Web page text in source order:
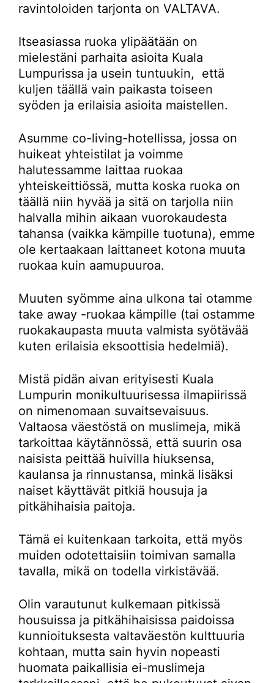
ravintoloiden tarjonta on VALTAVA.
Itseasiassa ruoka ylipäätään on
mielestäni parhaita asioita Kuala
Lumpurissa ja usein tuntuukin, että
kuljen täällä vain paikasta toiseen
syöden ja erilaisia asioita maistellen.
Asumme co-living-hotellissa, jossa on
huikeat yhteistilat ja voimme
halutessamme laittaa ruokaa
yhteiskeittiössä, mutta koska ruoka on
täällä niin hyvää ja sitä on tarjolla niin
halvalla mihin aikaan vuorokaudesta
tahansa (vaikka kämpille tuotuna), emme
ole kertaakaan laittaneet kotona muuta
ruokaa kuin aamupuuroa.
Muuten syömme aina ulkona tai otamme
take away -ruokaa kämpille (tai ostamme
ruokakaupasta muuta valmista syötävää
kuten erilaisia eksoottisia hedelmiä).
Mistä pidän aivan erityisesti Kuala
Lumpurin monikultuurisessa ilmapiirissä
on nimenomaan suvaitsevaisuus.
Valtaosa väestöstä on muslimeja, mikä
tarkoittaa käytännössä, että suurin osa
naisista peittää huivilla hiuksensa,
kaulansa ja rinnustansa, minkä lisäksi
naiset käyttävät pitkiä housuja ja
pitkähihaisia paitoja.
Tämä ei kuitenkaan tarkoita, että myös
muiden odotettaisiin toimivan samalla
tavalla, mikä on todella virkistävää.
Olin varautunut kulkemaan pitkissä
housuissa ja pitkähihaisissa paidoissa
kunnioituksesta valtaväestön kulttuuria
kohtaan, mutta sain hyvin nopeasti
huomata paikallisia ei-muslimeja